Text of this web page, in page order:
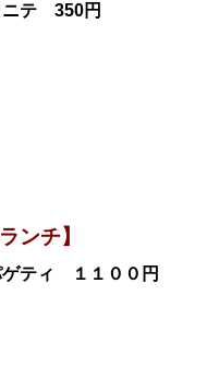
ニテ 350円
ランチ】
ティ １１００円